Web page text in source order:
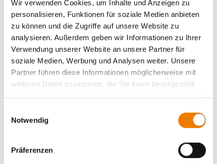
Wir verwenden Cookies, um Inhalte und Anzeigen zu
personalisieren, Funktionen für soziale Medien anbieten
zu können und die Zugriffe auf unsere Website zu
analysieren. Außerdem geben wir Informationen zu Ihrer
Verwendung unserer Website an unsere Partner für
soziale Medien, Werbung und Analysen weiter. Unsere
Partner führen diese Informationen möglicherweise mit
weiteren Daten zusammen, die Sie ihnen bereitgestellt
Notwendig
Präferenzen
Größe 1, 1-polig schaltbar
Schraube M12
für Sammelschienen: 30, 40, 60, 80, 100, 120 x 10
Mehr